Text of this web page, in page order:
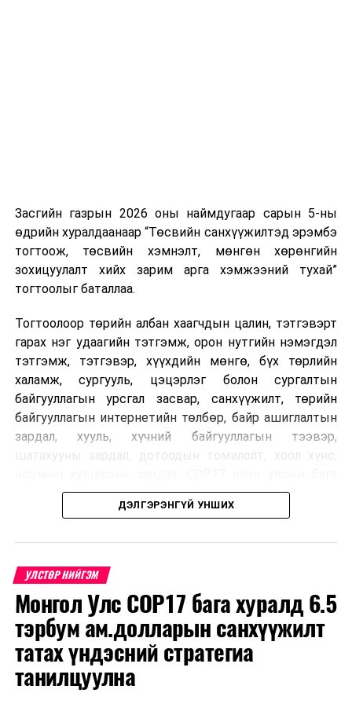
Засгийн газрын 2026 оны наймдугаар сарын 5-ны
өдрийн хуралдаанаар “Төсвийн санхүүжилтэд эрэмбэ
тогтоож, төсвийн хэмнэлт, мөнгөн хөрөнгийн
зохицуулалт хийх зарим арга хэмжээний тухай”
тогтоолыг баталлаа.
Тогтоолоор төрийн албан хаагчдын цалин, тэтгэвэрт
гарах нэг удаагийн тэтгэмж, орон нутгийн нэмэгдэл
тэтгэмж, тэтгэвэр, хүүхдийн мөнгө, бүх төрлийн
халамж, сургууль, цэцэрлэг болон сургалтын
байгууллагын урсгал засвар, санхүүжилт, төрийн
байгууллагын интернетийн төлбөр, байр ашиглалтын
зардал, хууль, хүчний байгууллагын тээвэр,
хурлын зардал, Засгийн газрын өр, орон нутгийн нөөц
хөрөнгийн санхүүжилтийг хэвийн үргэлжлүүлэхээр
Харин дараах зардлыг хязгаарлахаар болсон байна.
Үүнд:
Олон улсын болон Засгийн газрын
шийдвэртэйгээс бусад хурал, зөвлөгөөн, ой,
тэмдэглэлт өдөр, найр наадам, соёлын арга
хэмжээ;
ДЭЛГЭРЭНГҮЙ УНШИХ
УЛСТӨР НИЙГЭМ
Монгол Улс COP17 бага хуралд 6.5
тэрбум ам.долларын санхүүжилт
татах үндэсний стратегиа
танилцуулна